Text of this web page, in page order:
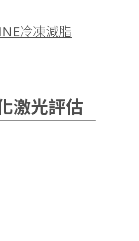
冷凍減脂
激光評估